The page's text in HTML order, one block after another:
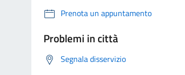
Prenota un appuntamento
Problemi in città
Segnala disservizio